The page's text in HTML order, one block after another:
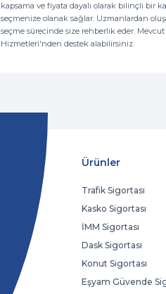
kapsama ve fiyata dayalı olarak bilinçli bir
seçmenize olanak sağlar. Uzmanlardan
seçme sürecinde size rehberlik eder.
Hizmetleri'nden destek alabilirsiniz.
Ürünler
Trafik Sigortası
Kasko Sigortası
İMM Sigortası
Dask Sigortası
Konut Sigortası
Eşyam Güvende